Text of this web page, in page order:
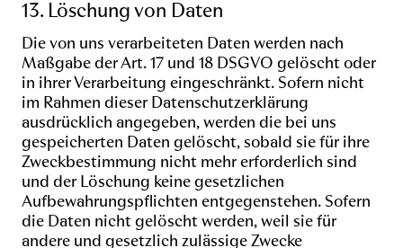
13. Löschung von Daten
Die von uns verarbeiteten Daten werden nach
Maßgabe der Art. 17 und 18 DSGVO gelöscht oder
in ihrer Verarbeitung eingeschränkt. Sofern nicht
im Rahmen dieser Datenschutzerklärung
ausdrücklich angegeben, werden die bei uns
gespeicherten Daten gelöscht, sobald sie für ihre
Zweckbestimmung nicht mehr erforderlich sind
und der Löschung keine gesetzlichen
Aufbewahrungspflichten entgegenstehen. Sofern
die Daten nicht gelöscht werden, weil sie für
andere und gesetzlich zulässige Zwecke